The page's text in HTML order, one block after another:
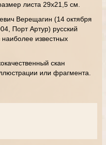
листа 29х21,5 см.
Верещагин (14 октября
Порт Артур) русский
известных
скан
или фрагмента.